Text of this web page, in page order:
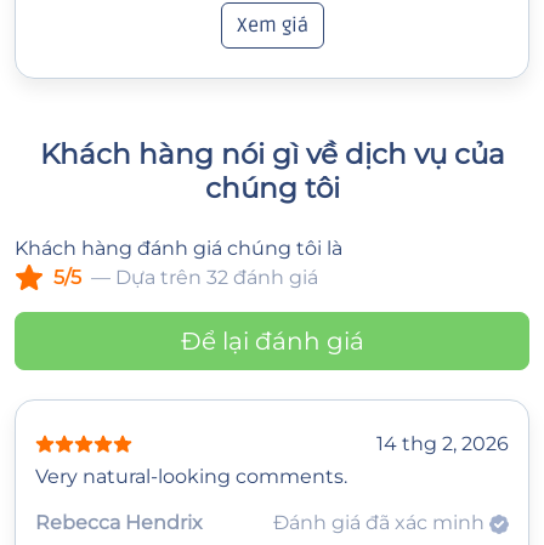
Xem giá
Khách hàng nói gì về dịch vụ của
chúng tôi
Khách hàng đánh giá chúng tôi là
5/5 — Dựa trên 32 đánh giá
Để lại đánh giá
14 thg 2, 2026
Very natural-looking comments.
Rebecca Hendrix
Đánh giá đã xác minh